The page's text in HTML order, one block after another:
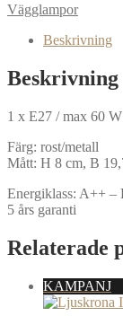
Vägglampor
Beskrivning
Beskrivning
1 x E27 / max 60
Färg: rost/metall
Mått: H 8 cm, B
Energiklass: A++ –
5 års garanti
Relaterade
KAMPANJ